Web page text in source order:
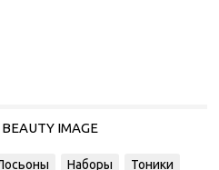
BEAUTY IMAGE
Наборы Тоники